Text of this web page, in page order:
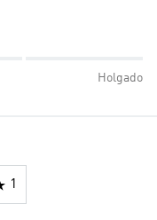
Holgado
1